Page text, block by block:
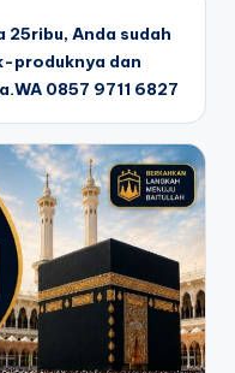
25ribu, Anda sudah
produknya dan
0857 9711 6827